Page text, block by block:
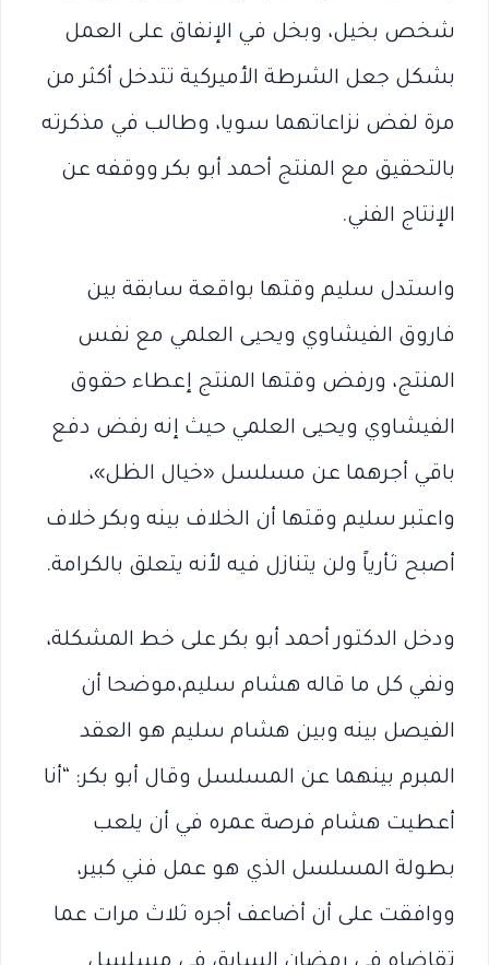
شخص بخيل، وبخل في الإنفاق على العمل
بشكل جعل الشرطة الأميركية تتدخل أكثر من
مرة لفض نزاعاتهما سويا، وطالب في مذكرته
بالتحقيق مع المنتج أحمد أبو بكر ووقفه عن
الإنتاج الفني.
واستدل سليم وقتها بواقعة سابقة بين
فاروق الفيشاوي ويحيى العلمي مع نفس
المنتج، ورفض وقتها المنتج إعطاء حقوق
الفيشاوي ويحيى العلمي حيث إنه رفض دفع
باقي أجرهما عن مسلسل «خيال الظل»،
واعتبر سليم وقتها أن الخلاف بينه وبكر خلاف
أصبح ثأرياً ولن يتنازل فيه لأنه يتعلق بالكرامة.
ودخل الدكتور أحمد أبو بكر على خط المشكلة،
ونفي كل ما قاله هشام سليم،موضحا أن
الفيصل بينه وبين هشام سليم هو العقد
المبرم بينهما عن المسلسل وقال أبو بكر: “أنا
أعطيت هشام فرصة عمره في أن يلعب
بطولة المسلسل الذي هو عمل فني كبير،
ووافقت على أن أضاعف أجره ثلاث مرات عما